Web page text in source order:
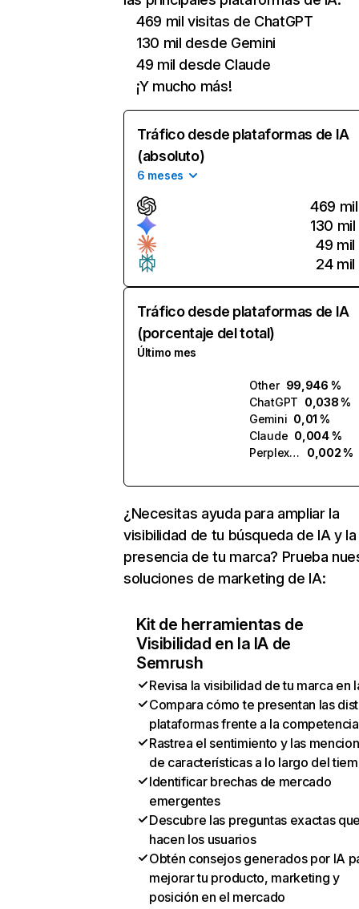
469 mil visitas de ChatGPT
130 mil desde Gemini
49 mil desde Claude
¡Y mucho más!
Tráfico desde plataformas de IA
(absoluto)
6 meses
469 mil
130 mil
49 mil
24 mil
Tráfico desde plataformas de IA
(porcentaje del total)
Último mes
Other 99,946 %
ChatGPT 0,038 %
Gemini 0,01 %
Claude 0,004 %
Perplexity
0,002 %
¿Necesitas ayuda para ampliar la
visibilidad de tu búsqueda de IA y la
presencia de tu marca? Prueba
soluciones de marketing de IA:
Kit de herramientas de
Visibilidad en la IA de
Semrush
Revisa la visibilidad de tu marca en
Compara cómo te presentan las
plataformas frente a la competencia
Rastrea el sentimiento y las
de características a lo largo del
Identificar brechas de mercado
emergentes
Descubre las preguntas exactas
hacen los usuarios
Obtén consejos generados por IA
mejorar tu producto, marketing y
posición en el mercado